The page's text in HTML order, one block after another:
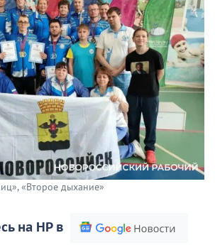
«Второе дыхание»
на НР в